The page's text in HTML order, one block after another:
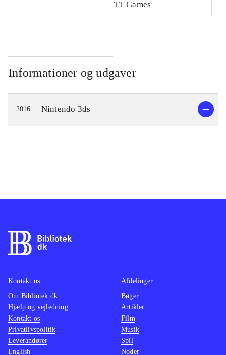
TT Games
Informationer og udgaver
2016 Nintendo 3ds
Kontakt os
Om Bibliotek.dk
Hjælp og vejledning
Kontakt os
Privatlivspolitik
Leverandører
English
Afdelinger
Bøger
Artikler
Film
Musik
Spil
Noder